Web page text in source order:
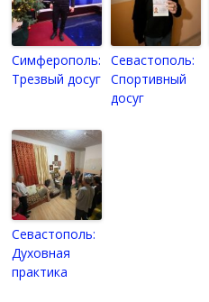
Симферополь:
Трезвый досуг
Севастополь:
Спортивный
досуг
Севастополь:
Духовная
практика